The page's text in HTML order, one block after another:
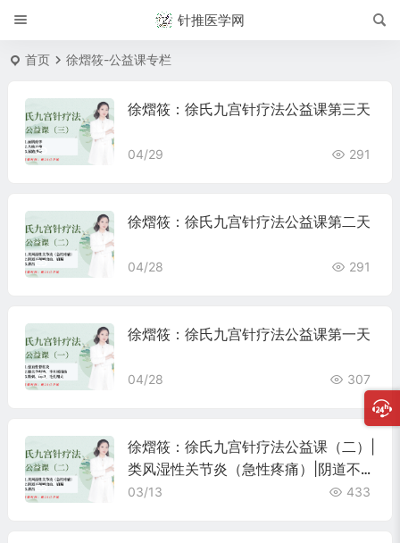
针推医学网
首页 徐熠筱-公益课专栏
徐熠筱：徐氏九宫针疗法公益课第三天
04/29 291
徐熠筱：徐氏九宫针疗法公益课第二天
04/28 291
徐熠筱：徐氏九宫针疗法公益课第一天
04/28 307
徐熠筱：徐氏九宫针疗法公益课（二）|
类风湿性关节炎（急性疼痛）|阴道不规
则出血、崩漏 |泄泻
03/13 433